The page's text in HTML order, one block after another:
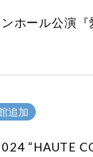
ホール公演
追加
“HAUTE